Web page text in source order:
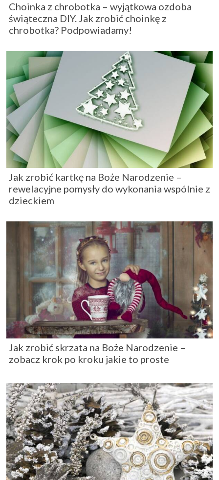
Choinka z chrobotka – wyjątkowa ozdoba
świąteczna DIY. Jak zrobić choinkę z
chrobotka? Podpowiadamy!
Jak zrobić kartkę na Boże Narodzenie –
rewelacyjne pomysły do wykonania wspólnie z
dzieckiem
Jak zrobić skrzata na Boże Narodzenie –
zobacz krok po kroku jakie to proste